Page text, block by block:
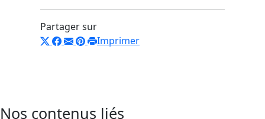
Partager sur
Imprimer
Nos contenus liés